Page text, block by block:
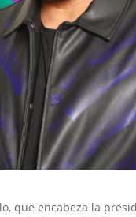
que encabeza la